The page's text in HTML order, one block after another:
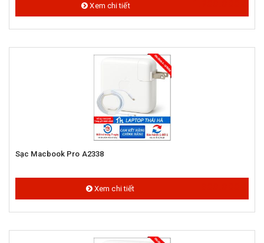
Xem chi tiết
Sạc Macbook Pro A2338
Xem chi tiết